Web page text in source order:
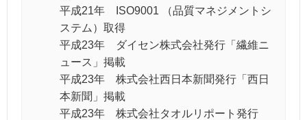
平成21年 ISO9001 （品質マネジメントシ
ステム）取得
平成23年 ダイセン株式会社発行「繊維ニ
ュース」掲載
平成23年 株式会社西日本新聞発行「西日
本新聞」掲載
平成23年 株式会社タオルリポート発行